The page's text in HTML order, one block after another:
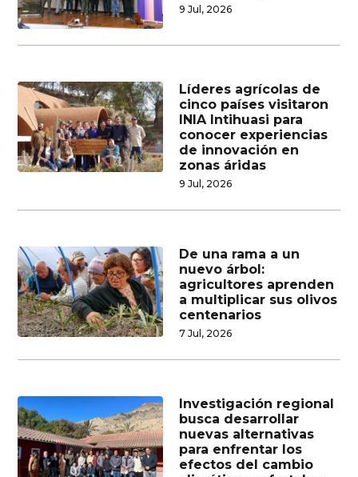
9 Jul, 2026
Líderes agrícolas de
cinco países visitaron
INIA Intihuasi para
conocer experiencias
de innovación en
zonas áridas
9 Jul, 2026
De una rama a un
nuevo árbol:
agricultores aprenden
a multiplicar sus olivos
centenarios
7 Jul, 2026
Investigación regional
busca desarrollar
nuevas alternativas
para enfrentar los
efectos del cambio